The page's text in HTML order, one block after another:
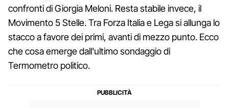
confronti di Giorgia Meloni. Resta stabile invece, il
Movimento 5 Stelle. Tra Forza Italia e Lega si allunga lo
stacco a favore dei primi, avanti di mezzo punto. Ecco
che cosa emerge dall'ultimo sondaggio di
Termometro politico.